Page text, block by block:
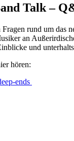
Talk –
rund um das
an
und
hören:
ends